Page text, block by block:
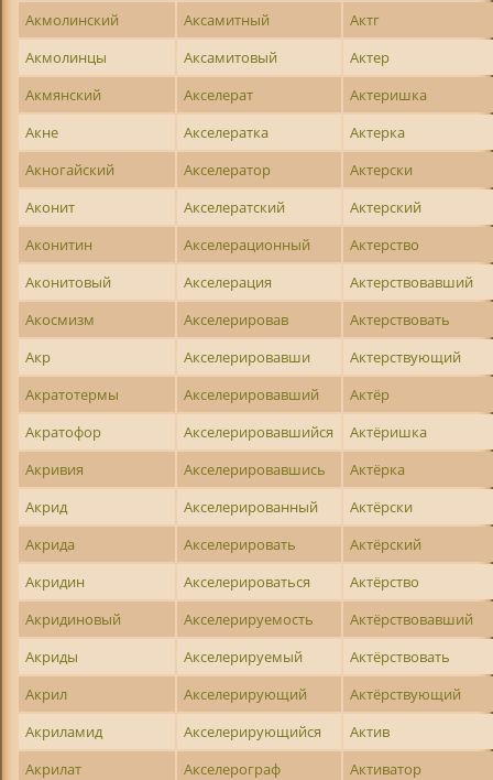
Акмолинский
Аксамитный
Актг
Акмолинцы
Аксамитовый
Актер
Акмянский
Акселерат
Актеришка
Акне
Акселератка
Актерка
Акногайский
Акселератор
Актерски
Аконит
Акселератский
Актерский
Аконитин
Акселерационный
Актерство
Аконитовый
Акселерация
Актерствовавший
Акосмизм
Акселерировав
Актерствовать
Акр
Акселерировавши
Актерствующий
Акратотермы
Акселерировавший
Актёр
Акратофор
Акселерировавшийся
Актёришка
Акривия
Акселерировавшись
Актёрка
Акрид
Акселерированный
Актёрски
Акрида
Акселерировать
Актёрский
Акридин
Акселерироваться
Актёрство
Акридиновый
Акселерируемость
Актёрствовавший
Акриды
Акселерируемый
Актёрствовать
Акрил
Акселерирующий
Актёрствующий
Акриламид
Акселерирующийся
Актив
Акрилат
Акселерограф
Активатор